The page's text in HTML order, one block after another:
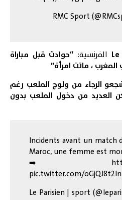
الفرنسية: “حوادث قبل مباراة
، ماتت امرأة”
الرجاء من ولوج الملعب رغم
العديد من دخول الملعب بدون
Incidents avant un match
Maroc, une femme est
➡️
pic.twitter.com/oGjQJ8t2ln